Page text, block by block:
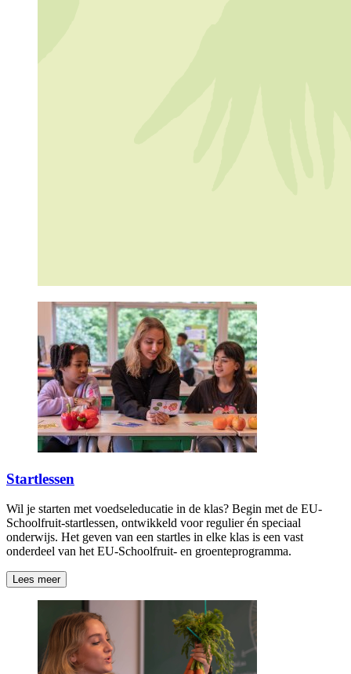
Startlessen
Wil je starten met voedseleducatie in de klas? Begin met de EU-
Schoolfruit-startlessen, ontwikkeld voor regulier én speciaal
onderwijs. Het geven van een startles in elke klas is een vast
onderdeel van het EU-Schoolfruit- en groenteprogramma.
Lees meer